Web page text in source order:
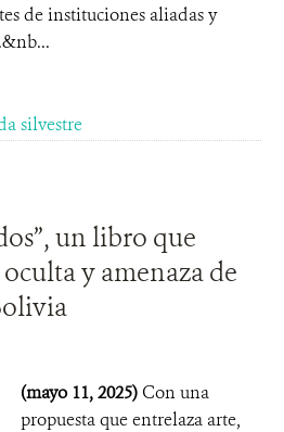
de instituciones aliadas y
silvestre
un libro que
y amenaza de
(mayo 11, 2025) Con una
propuesta que entrelaza arte,